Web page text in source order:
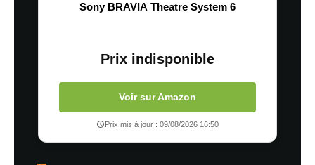
Sony BRAVIA Theatre System 6
Prix indisponible
Voir sur Amazon
Prix mis à jour : 09/08/2026 16:50